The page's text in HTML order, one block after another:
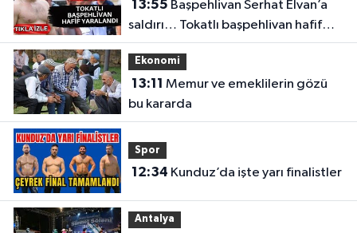
13:55
saldırı… Tokatlı başpehlivan hafif
yaralandı
Ekonomi
13:11
bu kararda
Spor
12:34 Kunduz’da işte yarı finalistler
Antalya